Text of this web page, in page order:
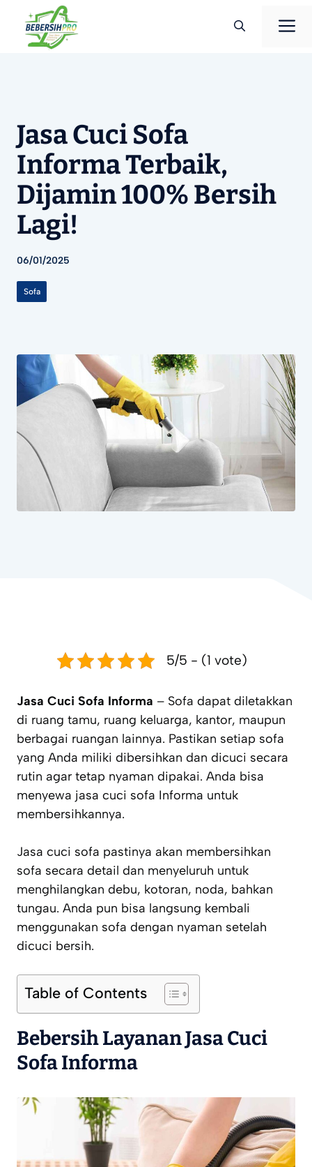
Langsung
Jasa Cuci Sofa
Informa Terbaik,
Dijamin 100% Bersih
Lagi!
06/01/2025
Sofa
5/5 - (1 vote)
Jasa Cuci Sofa Informa – Sofa dapat diletakkan
di ruang tamu, ruang keluarga, kantor, maupun
berbagai ruangan lainnya. Pastikan setiap sofa
yang Anda miliki dibersihkan dan dicuci secara
rutin agar tetap nyaman dipakai. Anda bisa
menyewa jasa cuci sofa Informa untuk
membersihkannya.
Jasa cuci sofa pastinya akan membersihkan
sofa secara detail dan menyeluruh untuk
menghilangkan debu, kotoran, noda, bahkan
tungau. Anda pun bisa langsung kembali
menggunakan sofa dengan nyaman setelah
dicuci bersih.
Table of Contents
Bebersih Layanan Jasa Cuci
Sofa Informa